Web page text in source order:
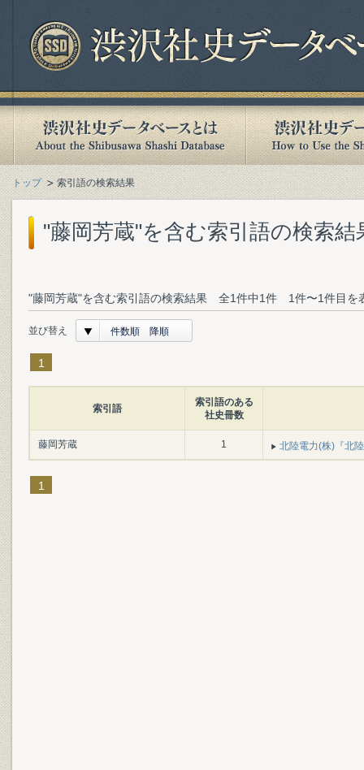
トップ 索引語の検索結果
"藤岡芳蔵"を含む索引語の検索結
"藤岡芳蔵"を含む索引語の検索結果 全1件中1件 1件〜1件目を
並び替え 件数順 降順
1
索引語
索引語のある
社史冊数
藤岡芳蔵 1 北陸電力(株)『北
1